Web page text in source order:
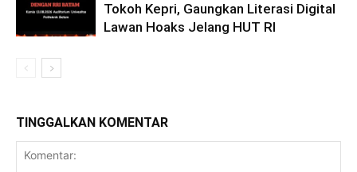
Tokoh Kepri, Gaungkan Literasi Digital
Lawan Hoaks Jelang HUT RI
TINGGALKAN KOMENTAR